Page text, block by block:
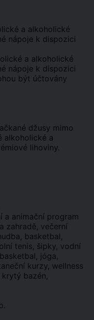
a alkoholické
nápoje k dispozici
a alkoholické
nápoje k dispozici
být účtovány
džusy mimo
alkoholické a
lihoviny.
a animační program
zahradě, večerní
basketbal,
tenis, šipky, vodní
jóga,
kurzy, wellness
krytý bazén,